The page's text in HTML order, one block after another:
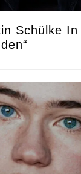
Schülke In